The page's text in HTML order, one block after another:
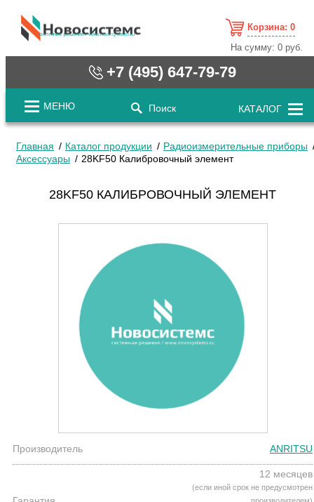
cистемные решения / www.novosystems.ru
Корзина: 0
На сумму:0 руб.
+7 (495) 647-79-79
МЕНЮ Поиск КАТАЛОГ
Главная Каталог продукции
Радиоизмерительные приборы
Аксессуары
28KF50 Калибровочный элемент
28KF50 КАЛИБРОВОЧНЫЙ ЭЛЕМЕНТ
Производитель ANRITSU
12 месяцев
(если иной срок не предусмотрен